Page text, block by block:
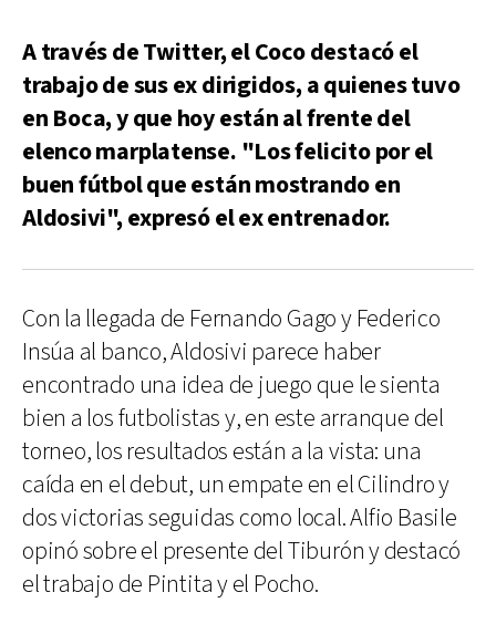
A través de Twitter, el Coco destacó el
trabajo de sus ex dirigidos, a quienes tuvo
en Boca, y que hoy están al frente del
elenco marplatense. "Los felicito por el
buen fútbol que están mostrando en
Aldosivi", expresó el ex entrenador.
Con la llegada de Fernando Gago y Federico
Insúa al banco, Aldosivi parece haber
encontrado una idea de juego que le sienta
bien a los futbolistas y, en este arranque del
torneo, los resultados están a la vista: una
caída en el debut, un empate en el Cilindro y
dos victorias seguidas como local. Alfio Basile
opinó sobre el presente del Tiburón y destacó
el trabajo de Pintita y el Pocho.